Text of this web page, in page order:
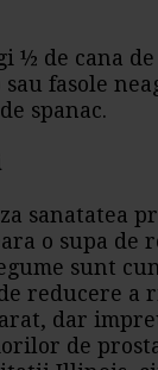
½ de cana
fasole
spanac.
sanatatea
o supa de
sunt
reducere a
dar
de